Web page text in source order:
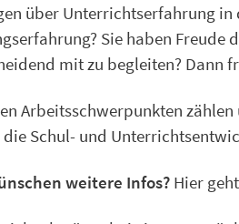
über Unterrichtserfahrung in
Sie haben Freude
mit zu begleiten? Dann
Arbeitsschwerpunkten
die Schul- und
weitere Infos?Hier